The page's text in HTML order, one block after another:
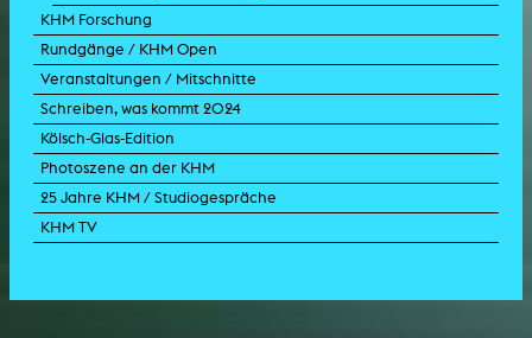
KHM Forschung
Rundgänge / KHM Open
Veranstaltungen / Mitschnitte
Schreiben, was kommt 2024
Kölsch-Glas-Edition
Photoszene an der KHM
25 Jahre KHM / Studiogespräche
KHM TV